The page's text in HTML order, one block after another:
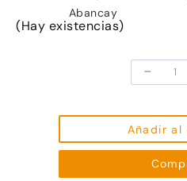
(Hay existencias)
-
15.6
L15
Gen
3
Añadir al